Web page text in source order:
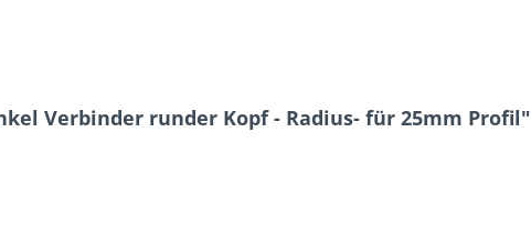
Verbinder runder Kopf - Radius- für 25mm Profil"